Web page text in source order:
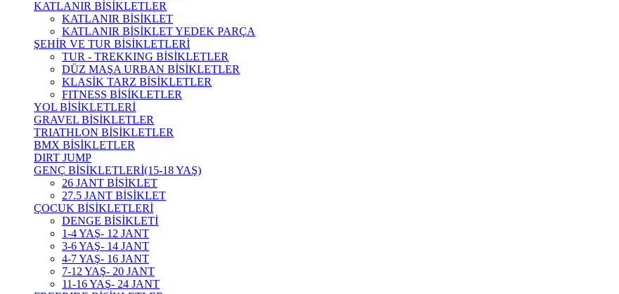
KATLANIR BİSİKLETLER
KATLANIR BİSİKLET
KATLANIR BİSİKLET YEDEK PARÇA
ŞEHİR VE TUR BİSİKLETLERİ
TUR - TREKKING BİSİKLETLER
DÜZ MAŞA URBAN BİSİKLETLER
KLASİK TARZ BİSİKLETLER
FITNESS BİSİKLETLER
YOL BİSİKLETLERİ
GRAVEL BİSİKLETLER
TRIATHLON BİSİKLETLER
BMX BİSİKLETLER
DIRT JUMP
GENÇ BİSİKLETLERİ(15-18 YAŞ)
26 JANT BİSİKLET
27.5 JANT BİSİKLET
ÇOCUK BİSİKLETLERİ
DENGE BİSİKLETİ
1-4 YAŞ- 12 JANT
3-6 YAŞ- 14 JANT
4-7 YAŞ- 16 JANT
7-12 YAŞ- 20 JANT
11-16 YAŞ- 24 JANT